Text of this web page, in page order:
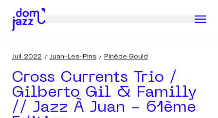
Juil. 2022 Juan-Les-Pins Pinède Gould
Cross Currents Trio /
Gilberto Gil & Familly
// Jazz À Juan - 61ème